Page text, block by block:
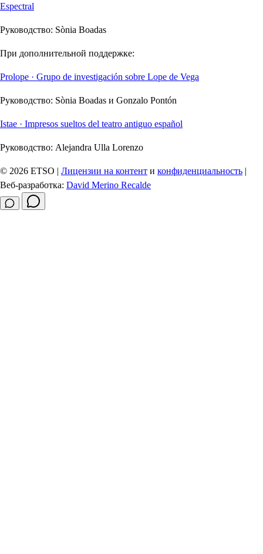
Espectral
Руководство: Sònia Boadas
При дополнительной поддержке:
Prolope · Grupo de investigación sobre Lope de Vega
Руководство: Sònia Boadas и Gonzalo Pontón
Istae · Impresos sueltos del teatro antiguo español
Руководство: Alejandra Ulla Lorenzo
© 2026 ETSO | Лицензии на контент и конфиденциальность |
Веб-разработка: David Merino Recalde